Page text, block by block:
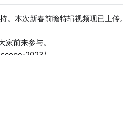
。本次新春前瞻特辑视频现已上传。
前来参与。
2023/